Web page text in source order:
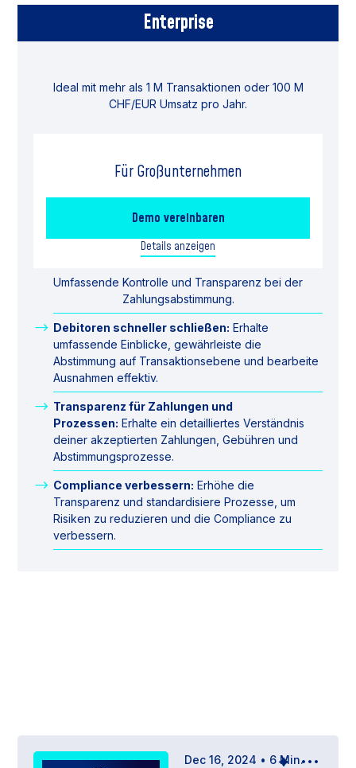
Enterprise
Ideal mit mehr als 1 M Transaktionen oder 100 M
CHF/EUR Umsatz pro Jahr.
Für Großunternehmen
Demo vereinbaren
Details anzeigen
Umfassende Kontrolle und Transparenz bei der
Zahlungsabstimmung.
Debitoren schneller schließen: Erhalte
umfassende Einblicke, gewährleiste die
Abstimmung auf Transaktionsebene und bearbeite
Ausnahmen effektiv.
Transparenz für Zahlungen und
Prozessen: Erhalte ein detailliertes Verständnis
deiner akzeptierten Zahlungen, Gebühren und
Abstimmungsprozesse.
Compliance verbessern: Erhöhe die
Transparenz und standardisiere Prozesse, um
Risiken zu reduzieren und die Compliance zu
verbessern.
Dec 16, 2024 • 6 Min.